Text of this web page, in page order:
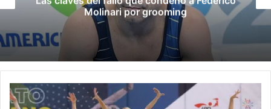
por grooming
Suramericanos